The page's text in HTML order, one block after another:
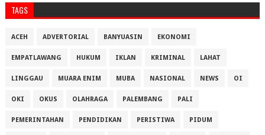
TAGS
ACEH ADVERTORIAL BANYUASIN EKONOMI
EMPATLAWANG HUKUM IKLAN KRIMINAL LAHAT
LINGGAU MUARA ENIM MUBA NASIONAL NEWS OI
OKI OKUS OLAHRAGA PALEMBANG PALI
PEMERINTAHAN PENDIDIKAN PERISTIWA PIDUM